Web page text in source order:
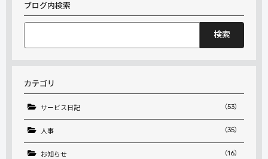
ブログ内検索
索:
カテゴリ
サービス日記 （53）
人事 （35）
お知らせ （16）